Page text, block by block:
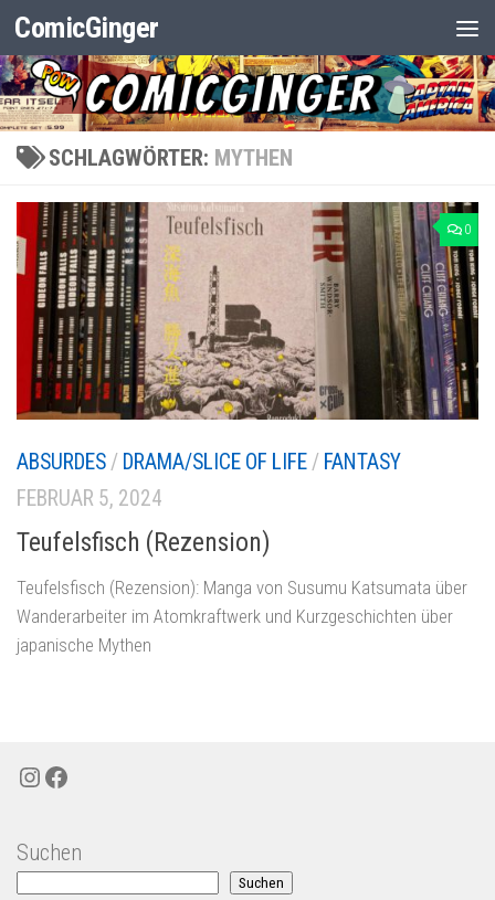
Zum Inhalt springen
ComicGinger
SCHLAGWÖRTER: MYTHEN
0
ABSURDES / DRAMA/SLICE OF LIFE / FANTASY
FEBRUAR 5, 2024
Teufelsfisch (Rezension)
Teufelsfisch (Rezension): Manga von Susumu Katsumata über
Wanderarbeiter im Atomkraftwerk und Kurzgeschichten über
japanische Mythen
Instagram
Facebook
Suchen
Suchen